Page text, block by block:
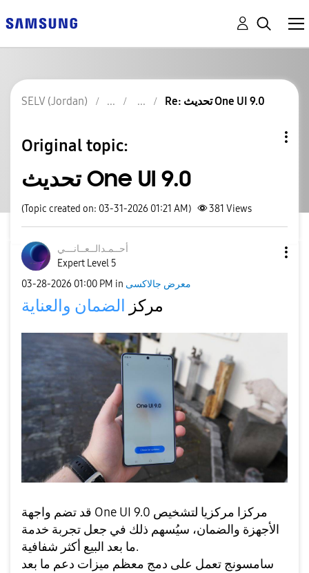
SELV (Jordan) Re: تحديث One UI 9.0
Original topic:
تحديث One UI 9.0
(Topic created on: 03-31-2026 01:21 AM) 381 Views
أحــمـدالــعــانـــي
Expert Level 5
‎03-28-2026 01:00 PM in معرض جالاكسى
مركز الضمان والعناية
قد تضم واجهة One UI 9.0 مركزا مركزيا لتشخيص
الأجهزة والضمان، سيُسهم ذلك في جعل تجربة خدمة
ما بعد البيع أكثر شفافية.
سامسونج تعمل على دمج معظم ميزات دعم ما بعد